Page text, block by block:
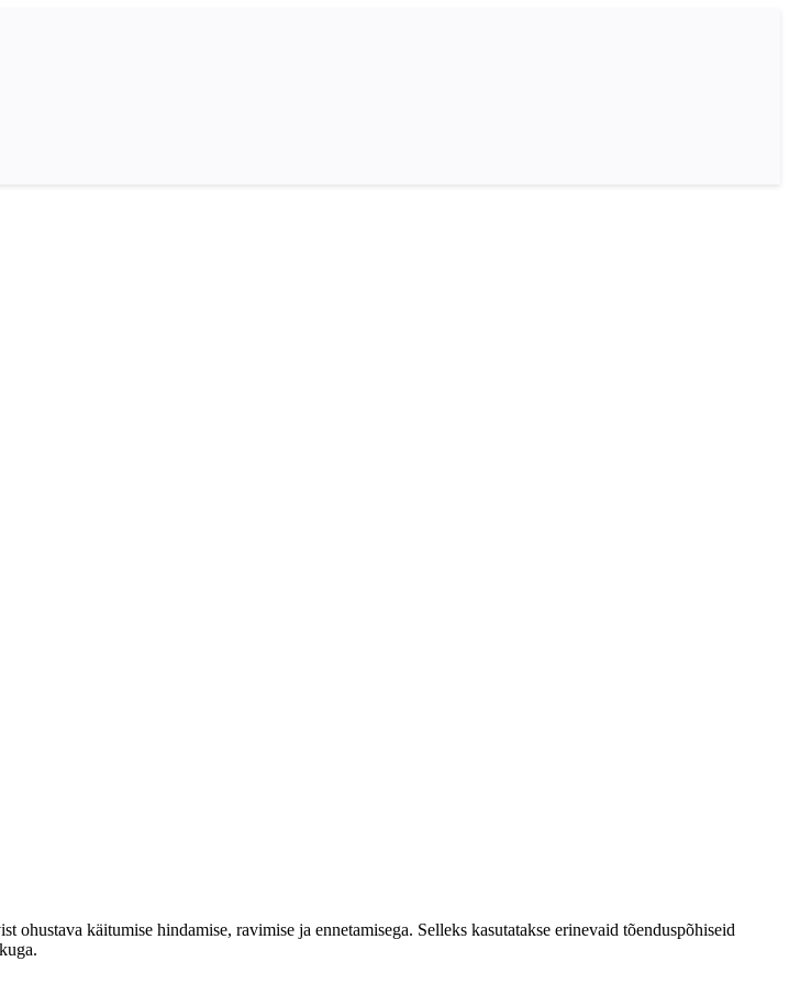
käitumise hindamise, ravimise ja ennetamisega. Selleks kasutatakse erinevaid tõenduspõhiseid